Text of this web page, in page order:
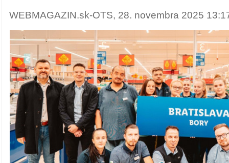
WEBMAGAZIN.sk-OTS, 28. novembra 2025